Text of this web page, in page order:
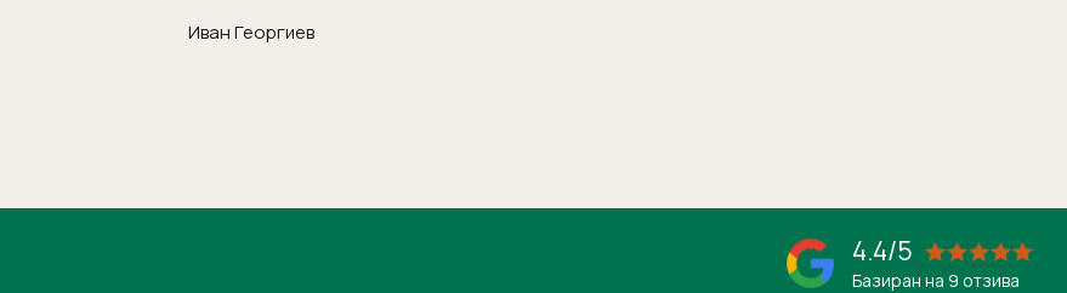
Иван Георгиев
4.4/5
Базиран на 9 отзива